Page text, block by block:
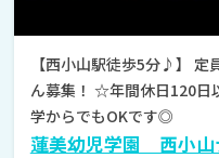
【西小山駅徒歩5分♪】 定
ん募集！ ☆年間休日120日
学からでもOKです◎
蓮美幼児学園 西小山